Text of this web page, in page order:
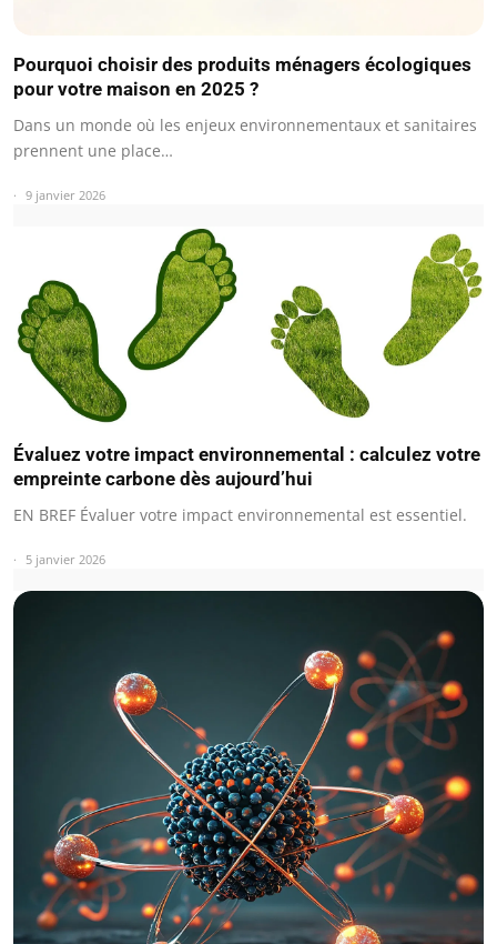
Pourquoi choisir des produits ménagers écologiques
pour votre maison en 2025 ?
Dans un monde où les enjeux environnementaux et sanitaires
prennent une place…
9 janvier 2026
Évaluez votre impact environnemental : calculez votre
empreinte carbone dès aujourd’hui
EN BREF Évaluer votre impact environnemental est essentiel.
5 janvier 2026